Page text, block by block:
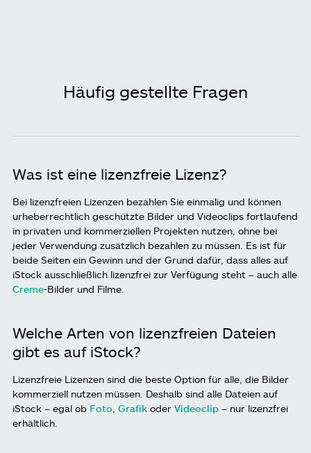
Häufig gestellte Fragen
Was ist eine lizenzfreie Lizenz?
Bei lizenzfreien Lizenzen bezahlen Sie einmalig und können
urheberrechtlich geschützte Bilder und Videoclips fortlaufend
in privaten und kommerziellen Projekten nutzen, ohne bei
jeder Verwendung zusätzlich bezahlen zu müssen. Es ist für
beide Seiten ein Gewinn und der Grund dafür, dass alles auf
iStock ausschließlich lizenzfrei zur Verfügung steht – auch alle
Creme-Bilder und Filme.
Welche Arten von lizenzfreien Dateien
gibt es auf iStock?
Lizenzfreie Lizenzen sind die beste Option für alle, die Bilder
kommerziell nutzen müssen. Deshalb sind alle Dateien auf
iStock – egal ob Foto Grafik oder Videoclip – nur lizenzfrei
erhältlich.